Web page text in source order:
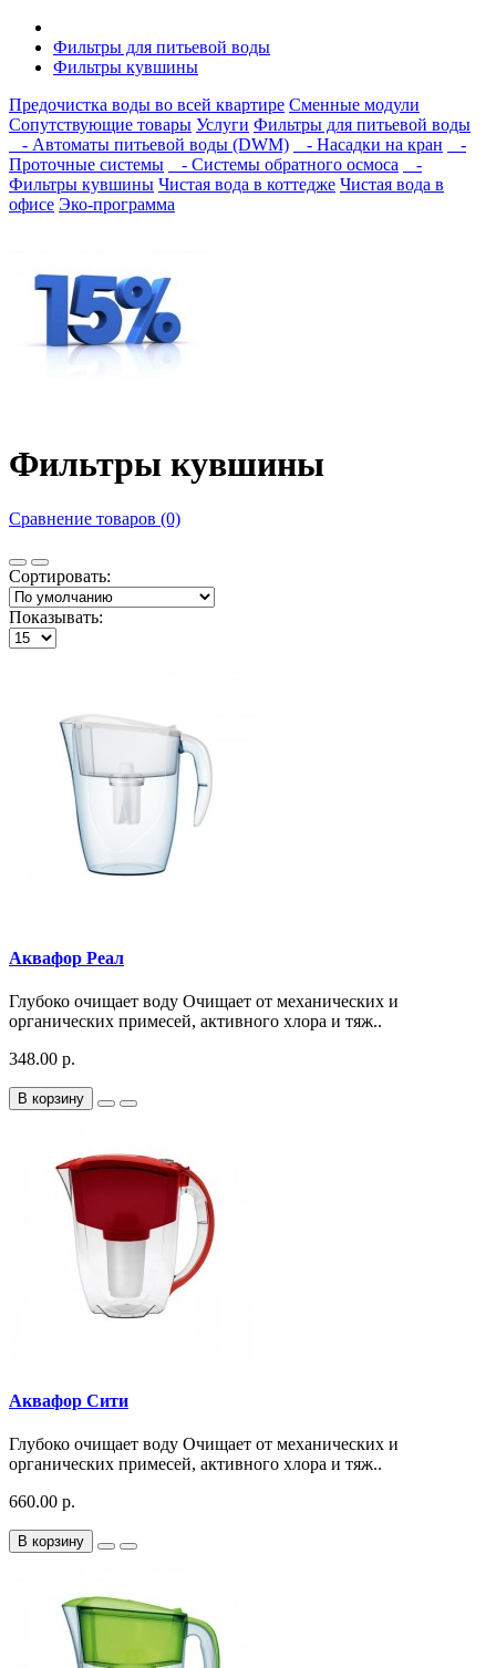
Фильтры для питьевой воды
Фильтры кувшины
Предочистка воды во всей квартире Сменные модули
Сопутствующие товары Услуги Фильтры для питьевой воды
- Автоматы питьевой воды (DWM)
- Насадки на кран
-
Проточные системы
- Системы обратного осмоса
-
Фильтры кувшины Чистая вода в коттедже Чистая вода в
офисе Эко-программа
Фильтры кувшины
Сравнение товаров (0)
Сортировать:
Показывать:
Аквафор Реал
Глубоко очищает воду Очищает от механических и
органических примесей, активного хлора и тяж..
348.00 р.
В корзину
Аквафор Сити
Глубоко очищает воду Очищает от механических и
органических примесей, активного хлора и тяж..
660.00 р.
В корзину